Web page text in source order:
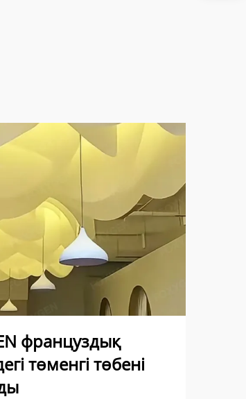
француздық
төменгі төбені